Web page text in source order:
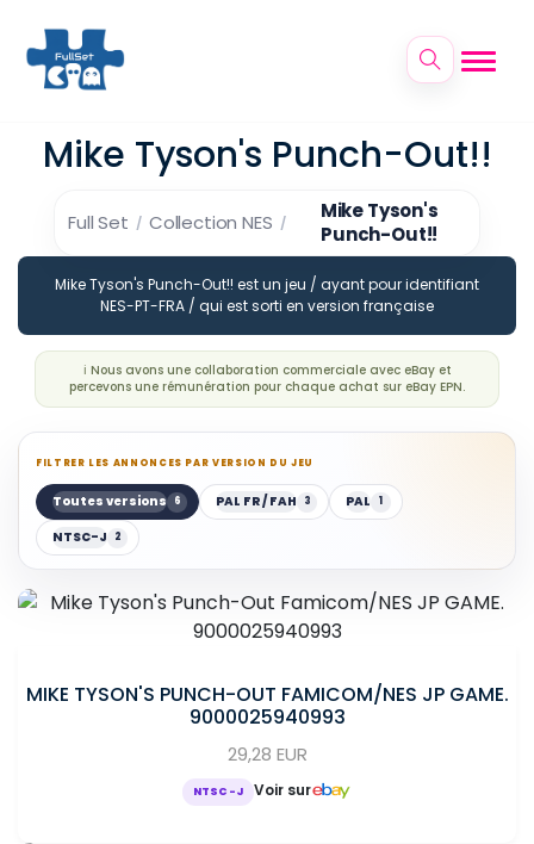
Mike Tyson's Punch-Out!!
Full Set Collection NES
Mike Tyson's
Punch-Out!!
Mike Tyson's Punch-Out!! est un jeu / ayant pour identifiant
NES-PT-FRA / qui est sorti en version française
ℹ️ Nous avons une collaboration commerciale avec eBay et
percevons une rémunération pour chaque achat sur eBay EPN.
FILTRER LES ANNONCES PAR VERSION DU JEU
Toutes versions 6 PAL FR / FAH 3 PAL 1
NTSC-J 2
MIKE TYSON'S PUNCH-OUT FAMICOM/NES JP GAME.
9000025940993
29,28 EUR
NTSC-J Voir sur